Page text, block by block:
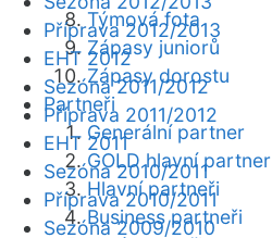
Týmová fota
Zápasy juniorů
Zápasy dorostu
Partneři
Generální partner
GOLD hlavní partner
Hlavní partneři
Business partneři
Příprava 2012/2013
EHT 2012
Sezóna 2011/2012
Příprava 2011/2012
EHT 2011
Sezóna 2010/2011
Příprava 2010/2011
Sezóna 2009/2010